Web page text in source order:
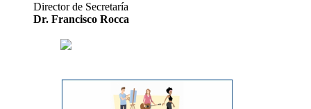
Director de Secretaría
Dr. Francisco Rocca